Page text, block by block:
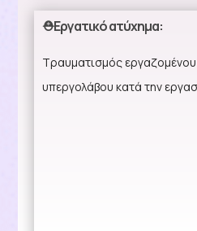
⛑️Εργατικό ατύχημα:
Τραυματισμός
υπεργολάβου κατά την